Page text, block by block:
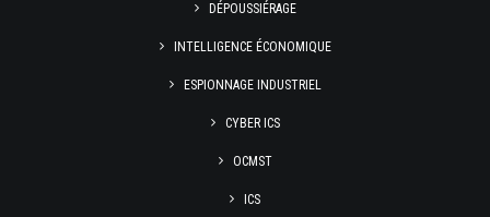
DÉPOUSSIÉRAGE
INTELLIGENCE ÉCONOMIQUE
ESPIONNAGE INDUSTRIEL
CYBER ICS
OCMST
ICS